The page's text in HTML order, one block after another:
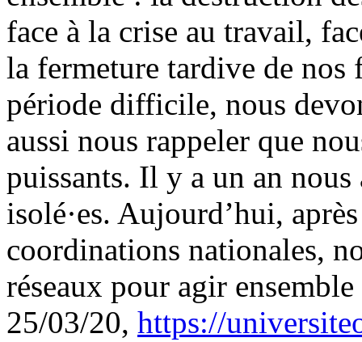
face à la crise au travail,
la fermeture tardive de nos
période difficile, nous
aussi nous rappeler que
puissants. Il y a un an nous
isolé·es. Aujourd’hui,
coordinations nationales,
réseaux pour agir
25/03/20, https://